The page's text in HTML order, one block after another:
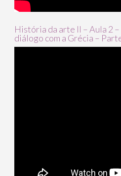
História da arte II – Aula 2
diálogo com a Grécia –